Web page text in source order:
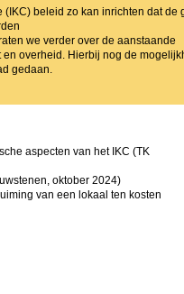
beleid zo kan inrichten dat de
we verder over de aanstaande
overheid. Hierbij nog de
gedaan.
aspecten van het IKC (TK
oktober 2024)
van een lokaal ten kosten